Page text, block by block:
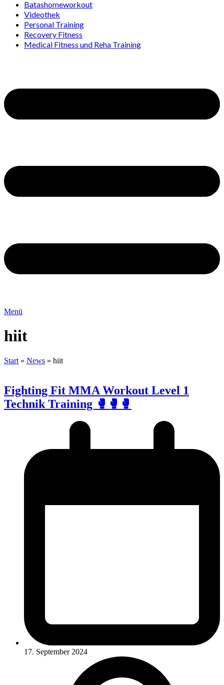
Batashomeworkout
Videothek
Personal Training
Recovery Fitness
Medical Fitness und Reha Training
Menü
hiit
Start » News » hiit
Fighting Fit MMA Workout Level 1
Technik Training 🥊🥊🥊
17. September 2024